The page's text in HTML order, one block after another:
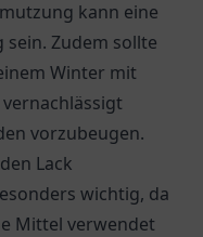
kann eine
Zudem sollte
Winter mit
vorzubeugen.
Lack
wichtig, da
Mittel verwendet